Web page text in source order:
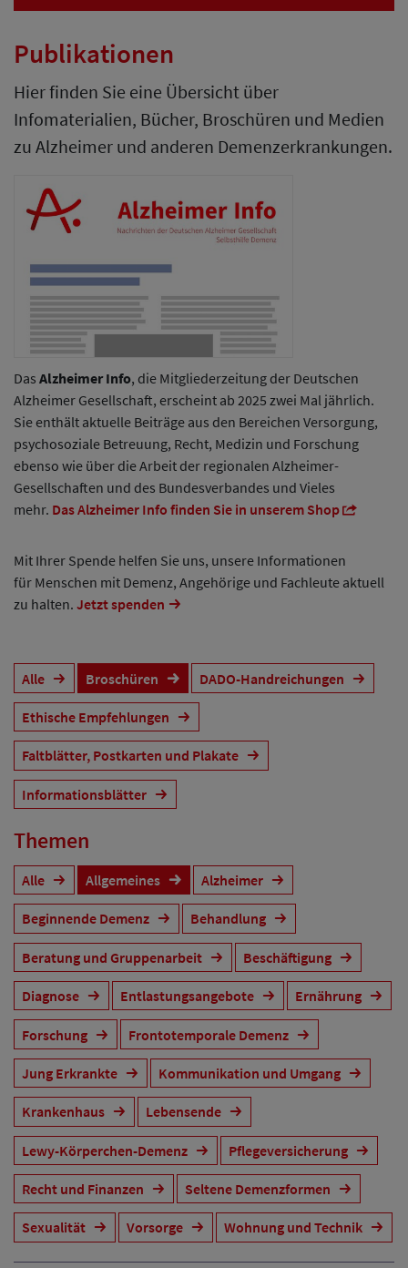
Publikationen
Hier finden Sie eine Übersicht über
Infomaterialien, Bücher, Broschüren und Medien
zu Alzheimer und anderen Demenzerkrankungen.
Das Alzheimer Info, die Mitgliederzeitung der Deutschen
Alzheimer Gesellschaft, erscheint ab 2025 zwei Mal jährlich.
Sie enthält aktuelle Beiträge aus den Bereichen Versorgung,
psychosoziale Betreuung, Recht, Medizin und Forschung
ebenso wie über die Arbeit der regionalen Alzheimer-
Gesellschaften und des Bundesverbandes und Vieles
mehr. Das Alzheimer Info finden Sie in unserem Shop
Mit Ihrer Spende helfen Sie uns, unsere Informationen
für Menschen mit Demenz, Angehörige und Fachleute aktuell
zu halten. Jetzt spenden
Alle Broschüren DADO-Handreichungen
Ethische Empfehlungen
Faltblätter, Postkarten und Plakate
Informationsblätter
Themen
Alle Allgemeines Alzheimer
Beginnende Demenz Behandlung
Beratung und Gruppenarbeit Beschäftigung
Diagnose Entlastungsangebote Ernährung
Forschung Frontotemporale Demenz
Jung Erkrankte Kommunikation und Umgang
Krankenhaus Lebensende
Lewy-Körperchen-Demenz Pflegeversicherung
Recht und Finanzen Seltene Demenzformen
Sexualität Vorsorge Wohnung und Technik